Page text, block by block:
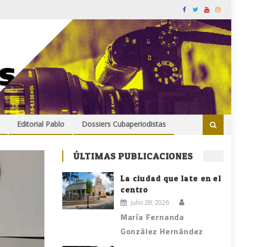
Editorial Pablo Dossiers Cubaperiodistas
ÚLTIMAS PUBLICACIONES
La ciudad que late en el
centro
julio 28, 2026
María Fernanda
González Hernández